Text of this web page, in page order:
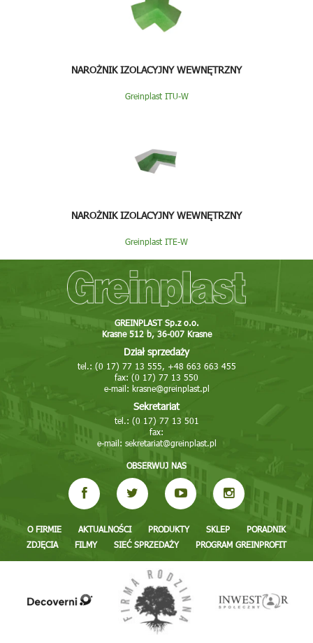
NAROŻNIK IZOLACYJNY WEWNĘTRZNY
Greinplast ITU-W
NAROŻNIK IZOLACYJNY WEWNĘTRZNY
Greinplast ITE-W
GREINPLAST Sp.z o.o.
Krasne 512 b, 36-007 Krasne
Dział sprzedaży
tel.: (0 17) 77 13 555, +48 663 663 455
fax: (0 17) 77 13 550
e-mail: krasne@greinplast.pl
Sekretariat
tel.: (0 17) 77 13 501
fax:
e-mail: sekretariat@greinplast.pl
OBSERWUJ NAS
O FIRMIE AKTUALNOŚCI PRODUKTY SKLEP
PORADNIK
ZDJĘCIA
FILMY SIEĆ SPRZEDAŻY PROGRAM GREINPROFIT